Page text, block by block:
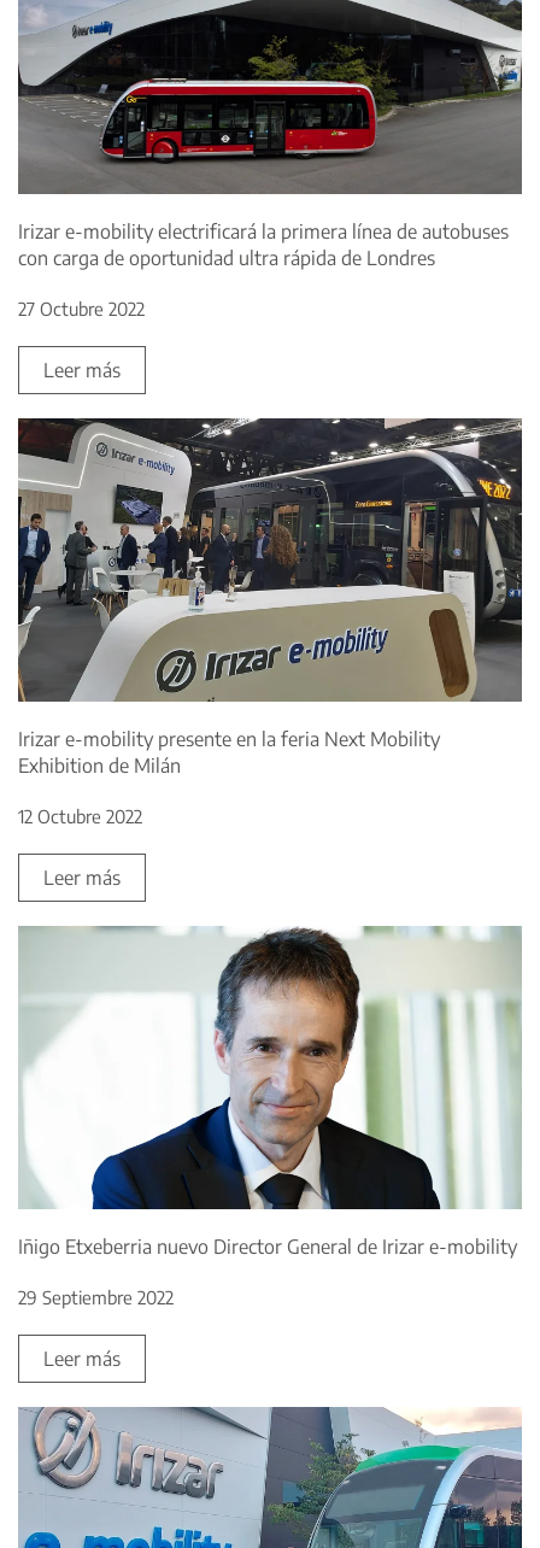
Irizar e-mobility electrificará la primera línea de autobuses
con carga de oportunidad ultra rápida de Londres
27 Octubre 2022
Leer más
Irizar e-mobility presente en la feria Next Mobility
Exhibition de Milán
12 Octubre 2022
Leer más
Iñigo Etxeberria nuevo Director General de Irizar e-mobility
29 Septiembre 2022
Leer más